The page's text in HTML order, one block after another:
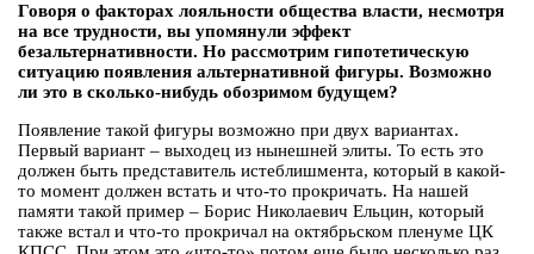
Говоря о факторах лояльности общества власти, несмотря
на все трудности, вы упомянули эффект
безальтернативности. Но рассмотрим гипотетическую
ситуацию появления альтернативной фигуры. Возможно
ли это в сколько-нибудь обозримом будущем?
Появление такой фигуры возможно при двух вариантах.
Первый вариант – выходец из нынешней элиты. То есть это
должен быть представитель истеблишмента, который в какой-
то момент должен встать и что-то прокричать. На нашей
памяти такой пример – Борис Николаевич Ельцин, который
также встал и что-то прокричал на октябрьском пленуме ЦК